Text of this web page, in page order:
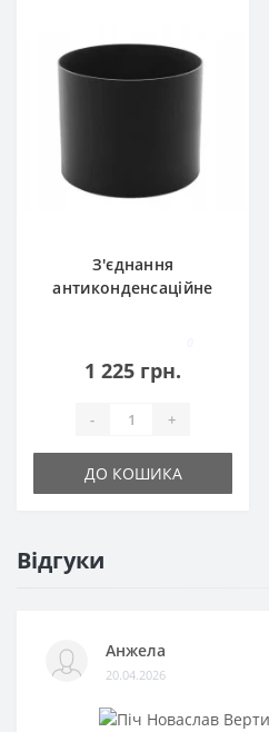
З'єднання
антиконденсаційне
1 225 грн.
- +
ДО КОШИКА
Відгуки
Анжела
20.04.2026